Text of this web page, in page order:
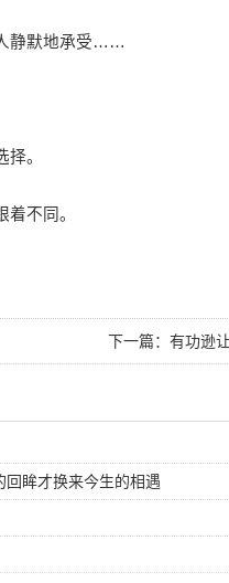
静默地承受……
。
不同。
下一篇：有功逊
眸才换来今生的相遇